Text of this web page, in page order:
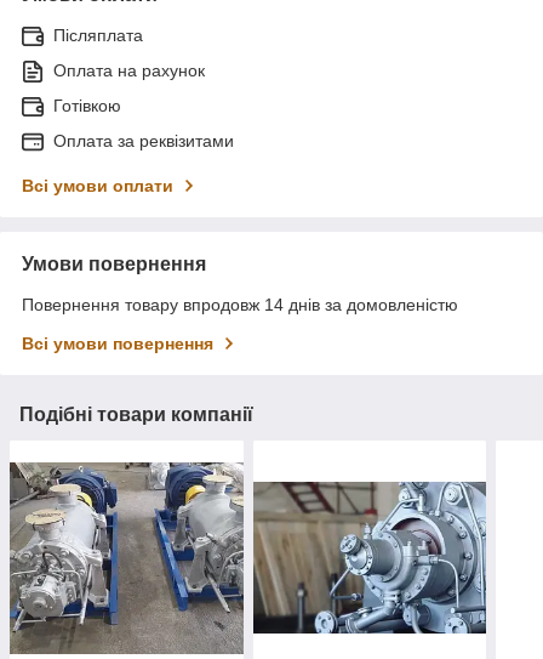
Післяплата
Оплата на рахунок
Готівкою
Оплата за реквізитами
Всі умови оплати
Умови повернення
Повернення товару впродовж 14 днів за домовленістю
Всі умови повернення
Подібні товари компанії